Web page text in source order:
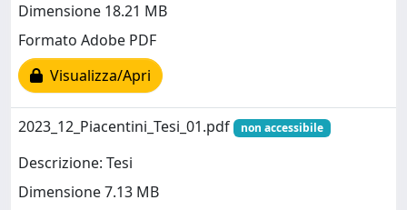
Dimensione 18.21 MB
Formato Adobe PDF
Visualizza/Apri
2023_12_Piacentini_Tesi_01.pdf non accessibile
Descrizione: Tesi
Dimensione 7.13 MB